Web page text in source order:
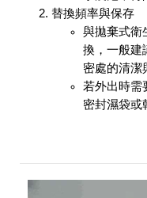
替換頻率與保存
與拋棄式衛
換，一般建
密處的清潔
若外出時需
密封濕袋或